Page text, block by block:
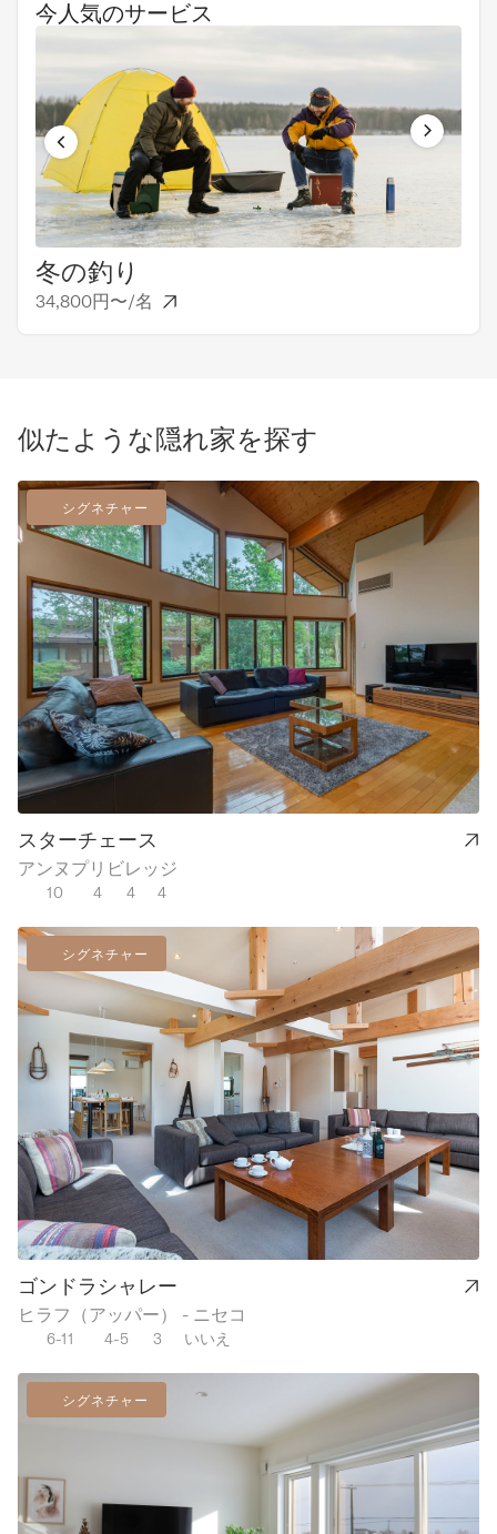
今人気のサービス
冬の釣り
34,800円〜/名
似たような隠れ家を探す
シグネチャー
スターチェース
アンヌプリビレッジ
10 4 4 4
シグネチャー
ゴンドラシャレー
ヒラフ（アッパー） - ニセコ
6-11 4-5 3 いいえ
シグネチャー